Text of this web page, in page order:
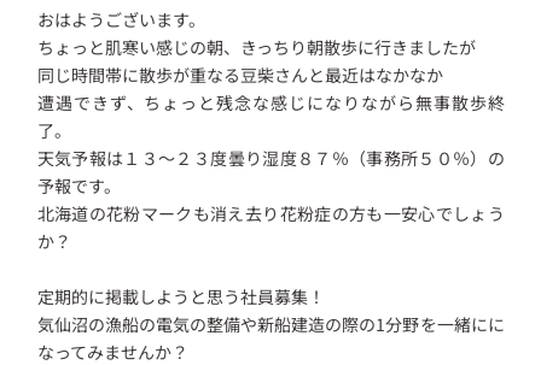
おはようございます。
ちょっと肌寒い感じの朝、きっちり朝散歩に行きましたが
同じ時間帯に散歩が重なる豆柴さんと最近はなかなか
遭遇できず、ちょっと残念な感じになりながら無事散歩終
了。
天気予報は１３～２３度曇り湿度８７％（事務所５０％）の
予報です。
北海道の花粉マークも消え去り花粉症の方も一安心でしょう
か？
定期的に掲載しようと思う社員募集！
気仙沼の漁船の電気の整備や新船建造の際の1分野を一緒にに
なってみませんか？